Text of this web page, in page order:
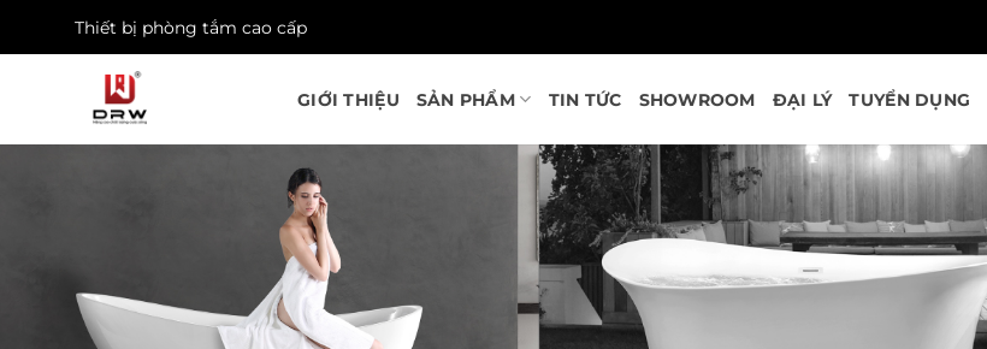
Thiết bị phòng tắm cao cấp
GIỚI THIỆU SẢN PHẨM TIN TỨC SHOWROOM ĐẠI LÝ TUYỂN DỤNG